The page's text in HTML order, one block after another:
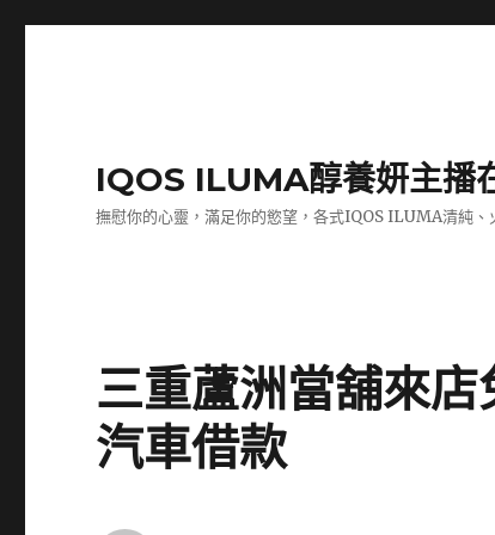
IQOS ILUMA醇養妍主播
撫慰你的心靈，滿足你的慾望，各式IQOS ILUMA清純、
三重蘆洲當舖來
汽車借款